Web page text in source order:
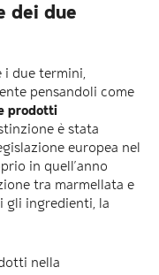
dei due
i due termini,
pensandoli come
prodotti
è stata
europea nel
in quell’anno
tra marmellata e
gli ingredienti, la
nella